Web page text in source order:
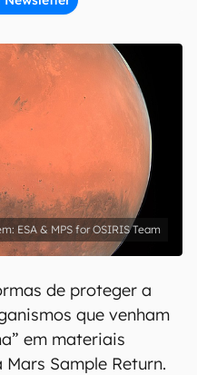
Termos de
do Canaltech.
ESA & MPS for OSIRIS Team
de proteger a
que venham
em materiais
Sample Return.